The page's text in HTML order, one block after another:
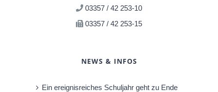
03357 / 42 253-10
03357 / 42 253-15
NEWS & INFOS
Ein ereignisreiches Schuljahr geht zu Ende